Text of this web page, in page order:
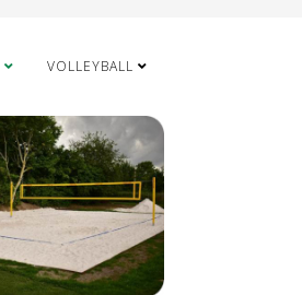
VOLLEYBALL